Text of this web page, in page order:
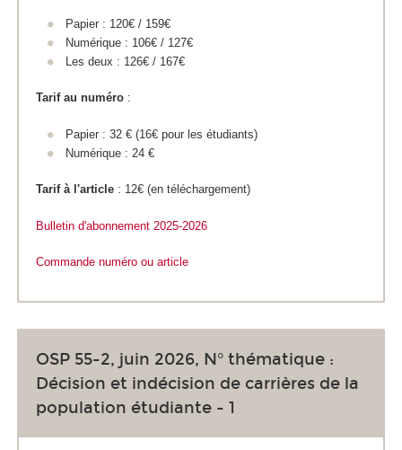
Papier : 120€ / 159€
Numérique : 106€ / 127€
Les deux : 126€ / 167€
Tarif au numéro :
Papier : 32 € (16€ pour les étudiants)
Numérique : 24 €
Tarif à l'article : 12€ (en téléchargement)
Bulletin d'abonnement 2025-2026
Commande numéro ou article
OSP 55-2, juin 2026, N° thématique :
Décision et indécision de carrières de la
population étudiante - 1